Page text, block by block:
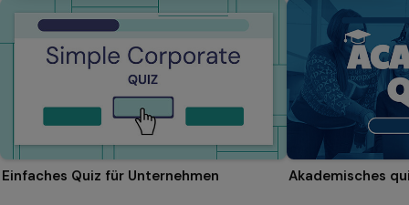
Einfaches Quiz für Unternehmen Akademisches